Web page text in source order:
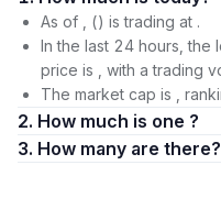
As of , () is trading at .
In the last 24 hours, the
price is , with a trading
The market cap is ,
2. How much is one ?
3. How many are there?